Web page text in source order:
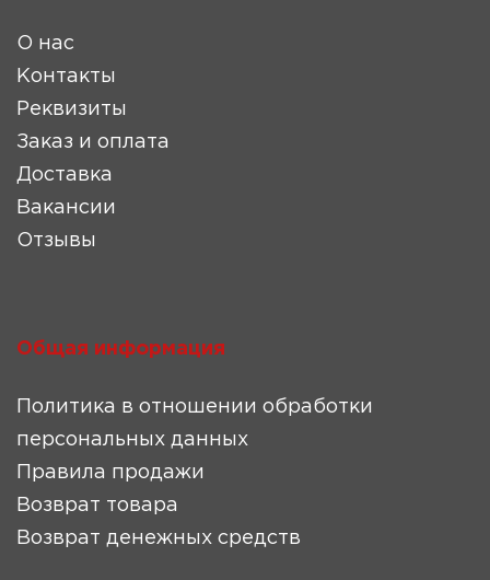
О нас
Контакты
Реквизиты
Заказ и оплата
Доставка
Вакансии
Отзывы
Общая информация
Политика в отношении обработки
персональных данных
Правила продажи
Возврат товара
Возврат денежных средств